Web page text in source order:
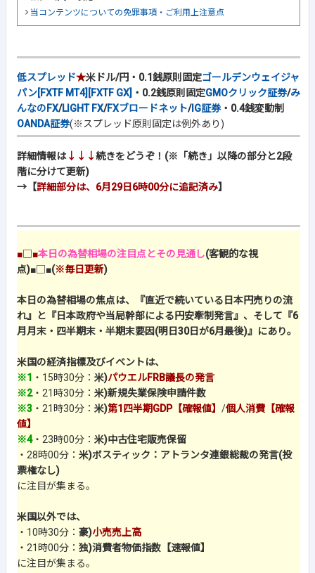
当コンテンツについての免罪事項・ご利用上注意点
低スプレッド★米ドル/円・0.1銭原則固定ゴールデンウェイジャ
パン[FXTF MT4][FXTF GX] ・0.2銭原則固定GMOクリック証券/み
んなのFX/LIGHT FX/FXブロードネット/IG証券・0.4銭変動制
OANDA証券(※スプレッド原則固定は例外あり)
詳細情報は↓↓↓続きをどうぞ！(※「続き」以降の部分と2段
階に分けて更新)
→【詳細部分は、6月29日6時00分に追記済み】
■□■本日の為替相場の注目点とその見通し(客観的な視
点)■□■(※毎日更新)
本日の為替相場の焦点は、『直近で続いている日本円売りの流
れ』と『日本政府や当局幹部による円安牽制発言』、そして『6
月月末・四半期末・半期末要因(明日30日が6月最後)』にあり。
米国の経済指標及びイベントは、
※1 ・15時30分： 米)パウエルFRB議長の発言
※2・21時30分： 米)新規失業保険申請件数
※3 ・21時30分： 米)第1四半期GDP【確報値】 /個人消費【確報
値】
※4・23時00分： 米)中古住宅販売保留
・28時00分： 米)ボスティック：アトランタ連銀総裁の発言(投
票権なし)
に注目が集まる。
米国以外では、
・10時30分： 豪)小売売上高
・21時00分： 独)消費者物価指数【速報値】
に注目が集まる。